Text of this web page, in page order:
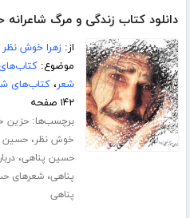
دانلود کتاب زندگی و مرگ
از:زهرا خوش نظر
موضوع:
شعر،کتاب‌های
۱۴۲ صفحه
برچسب‌ها:حزین
خوش نظر،حسین
حسین پناهی،
پناهی،شعرهای
پناهی